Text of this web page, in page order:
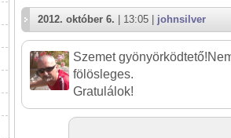
2012. október 6. | 13:05 | johnsilver
Szemet
fölösleges.
Gratulálok!